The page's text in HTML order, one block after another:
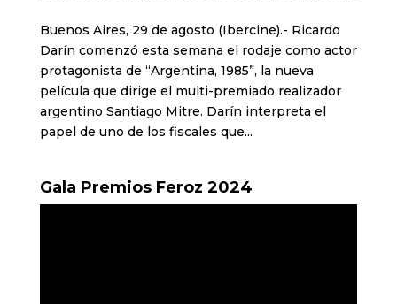
Buenos Aires, 29 de agosto (Ibercine).- Ricardo
Darín comenzó esta semana el rodaje como actor
protagonista de “Argentina, 1985”, la nueva
película que dirige el multi-premiado realizador
argentino Santiago Mitre. Darín interpreta el
papel de uno de los fiscales que...
Gala Premios Feroz 2024